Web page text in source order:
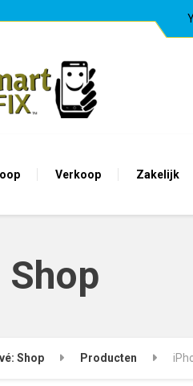
Verkoop Zakelijk
Shop Producten